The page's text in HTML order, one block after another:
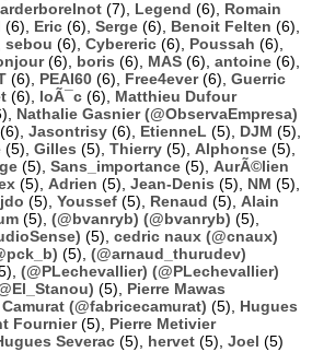
arderborelnot (7), Legend (6), Romain
(6), Eric (6), Serge (6), Benoit Felten (6),
sebou (6), Cybereric (6), Poussah (6),
(6), boris (6), MAS (6), antoine (6),
(6), PEAI60 (6), Free4ever(6), Guerric
(6), loÃ¯c (6), Matthieu Dufour
Nathalie Gasnier (@ObservaEmpresa)
(6), Jasontrisy (6), EtienneL (5), DJM (5),
(5), Gilles (5), Thierry (5), Alphonse (5),
(5), Sans_importance (5), AurÃ©lien
(5), Adrien (5), Jean-Denis (5), NM (5),
jdo (5), Youssef (5), Renaud (5), Alain
(5), (@bvanryb) (@bvanryb) (5),
(5), cedric naux (@cnaux)
(5), (@arnaud_thurudev)
(@PLechevallier) (@PLechevallier)
(5), Pierre Mawas
(@fabricecamurat) (5), Hugues
Fournier(5), Pierre Metivier
Severac (5), hervet (5), Joel (5)